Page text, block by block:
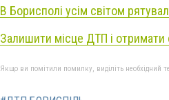
В Борисполі усім світом
Залишити місце ДТП і отримати
Якщо ви помітили помилку, виділіть необхідний